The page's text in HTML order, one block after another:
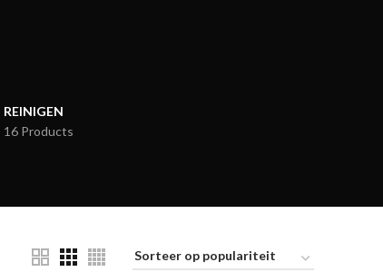
REINIGEN
16 Products